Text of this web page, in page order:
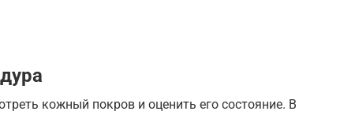
кожный покров и оценить его состояние. В